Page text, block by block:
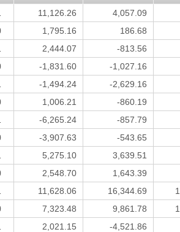
11,126.26 4,057.09
1,795.16 186.68
2,444.07 -813.56
-1,831.60 -1,027.16
-1,494.24 -2,629.16
1,006.21 -860.19
-6,265.24 -857.79
-3,907.63 -543.65
5,275.10 3,639.51
2,548.70 1,643.39
11,628.06 16,344.69
7,323.48 9,861.78
2,021.15 -4,521.86